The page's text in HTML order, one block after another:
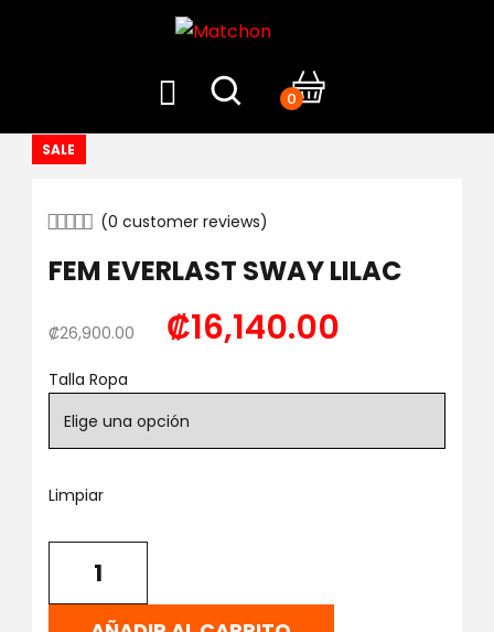
0
SALE
(0 customer reviews)
FEM EVERLAST SWAY LILAC
₡26,900.00 ₡16,140.00
Talla Ropa
Limpiar